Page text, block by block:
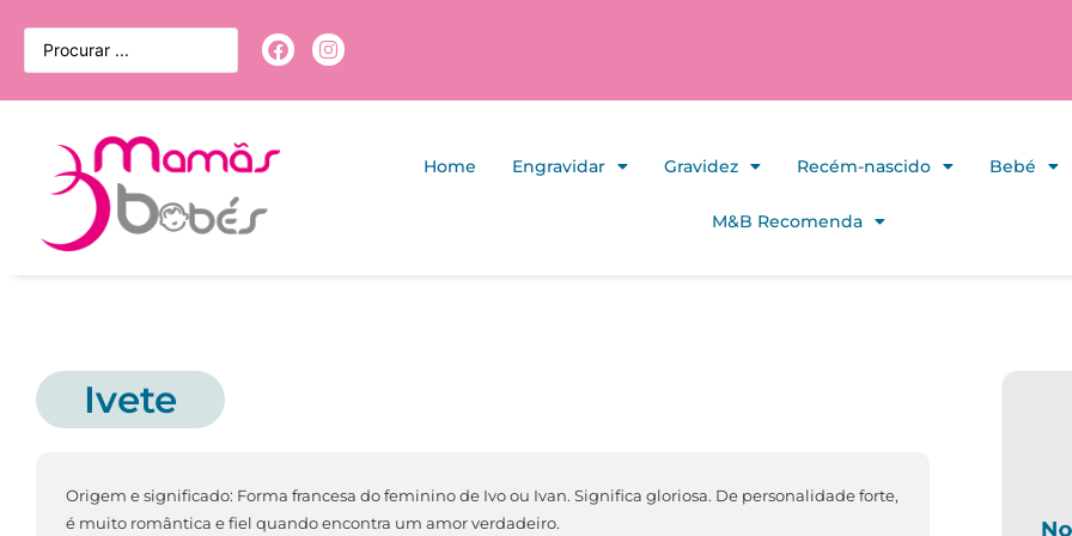
Home Engravidar Gravidez Recém-nascido Bebé
M&B Recomenda
Ivete
Origem e significado: Forma francesa do feminino de Ivo ou Ivan. Significa gloriosa. De personalidade forte,
é muito romântica e fiel quando encontra um amor verdadeiro.